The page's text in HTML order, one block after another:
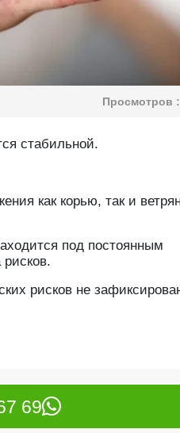
Просмотров :
стабильной.
как корью, так и
под постоянным
рисков не
69